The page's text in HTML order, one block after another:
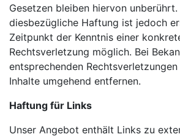
Gesetzen bleiben hiervon unberührt.
diesbezügliche Haftung ist jedoch
Zeitpunkt der Kenntnis einer
Rechtsverletzung möglich. Bei
entsprechenden
Inhalte umgehend entfernen.
Haftung für Links
Unser Angebot enthält Links zu